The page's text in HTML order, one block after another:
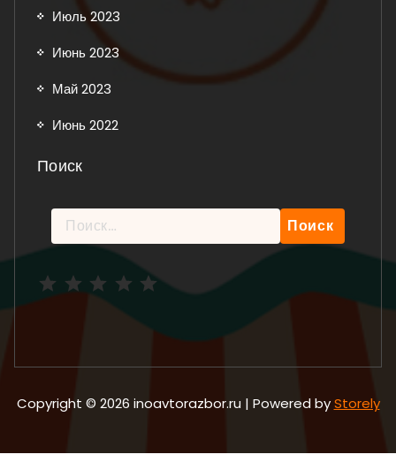
Июль 2023
Июнь 2023
Май 2023
Июнь 2022
Поиск
Найти:
Copyright © 2026 inoavtorazbor.ru | Powered byStorely